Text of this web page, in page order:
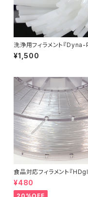
洗浄用フィラメント『Dyna-
ge 3D Clean』少量パック
¥1,500
食品対応フィラメント『
s』：お試しサンプル 5M
¥480